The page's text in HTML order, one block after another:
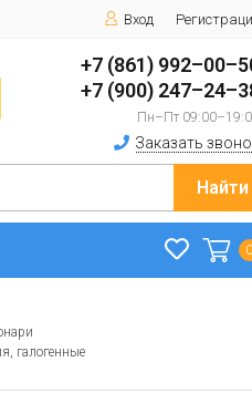
Вход
+7 (861)
+7 (900)
Пн–Пт
Заказать
Найти
галогенные